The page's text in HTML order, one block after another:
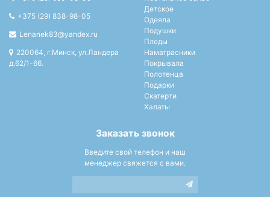
+375 (29) 838-98-05
Lenanek83@yandex.ru
220064, г.Минск, ул.Ландера
д.62/1-66.
Детское
Одеяла
Подушки
Пледы
Наматрасники
Покрывала
Полотенца
Подарки
Скатерти
Халаты
Заказать звонок
Введите свой телефон и наш
менеджер свяжется с вами.